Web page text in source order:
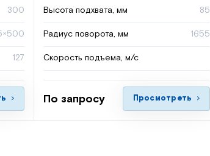
300
127
Высота подхвата, мм 85
Радиус поворота, мм 1655
Скорость подъема, м/с
По запросу Просмотреть